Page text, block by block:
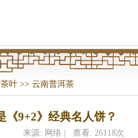
叶 >> 云南普洱茶
《9+2》经典名人饼？
来源: 网络 | 查看: 26118次